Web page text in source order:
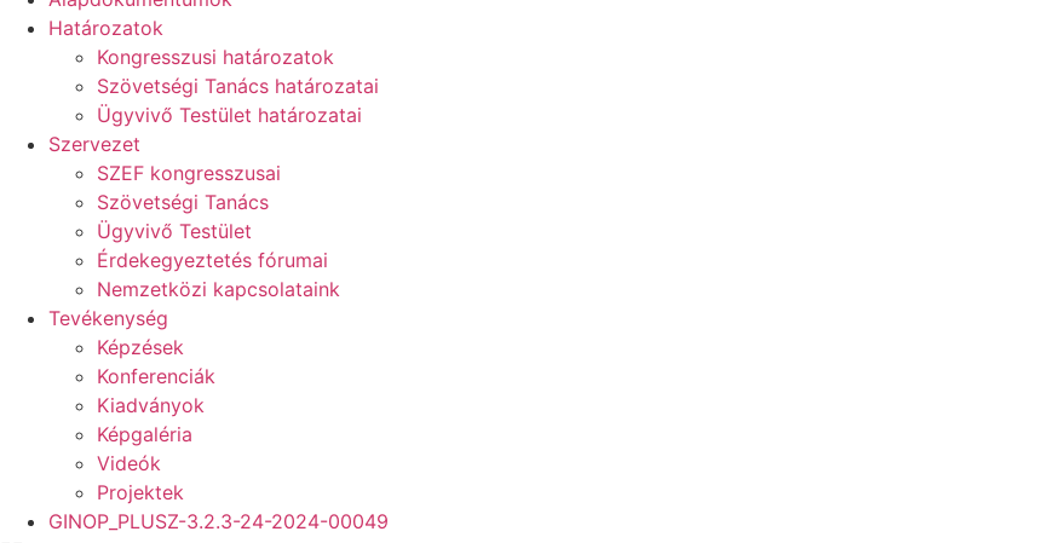
Határozatok
Kongresszusi határozatok
Szövetségi Tanács határozatai
Ügyvivő Testület határozatai
Szervezet
SZEF kongresszusai
Szövetségi Tanács
Ügyvivő Testület
Érdekegyeztetés fórumai
Nemzetközi kapcsolataink
Tevékenység
Képzések
Konferenciák
Kiadványok
Képgaléria
Videók
Projektek
GINOP_PLUSZ-3.2.3-24-2024-00049